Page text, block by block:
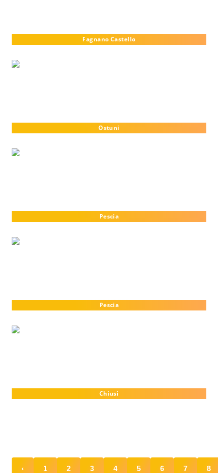
Fagnano Castello
Ostuni
Pescia
Pescia
Chiusi
‹ 1 2 3 4 5 6 7 8